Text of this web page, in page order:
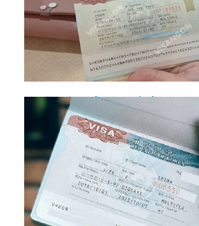
Xin visa đi làm ở Hàn Quốc cần lưu ý gì?